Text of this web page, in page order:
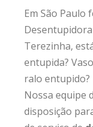
Em São Paulo
Terezinha,
entupida?
ralo entupido?
Nossa equipe
disposição